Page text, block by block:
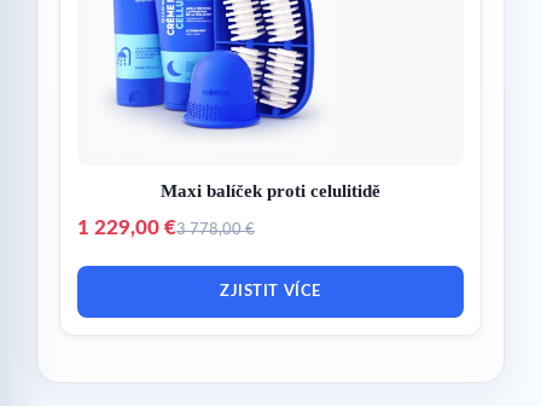
Maxi balíček proti celulitidě
1 229,00 €3 778,00 €
ZJISTIT VÍCE